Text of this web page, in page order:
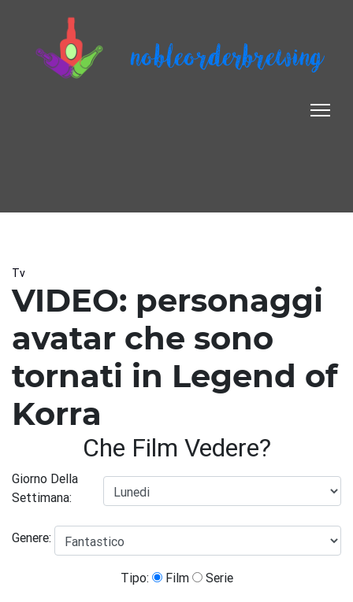
nobleorderbrewing
Tv
VIDEO: personaggi
avatar che sono
tornati in Legend of
Korra
Che Film Vedere?
Giorno Della
Settimana:
Genere:
Tipo: Film Serie